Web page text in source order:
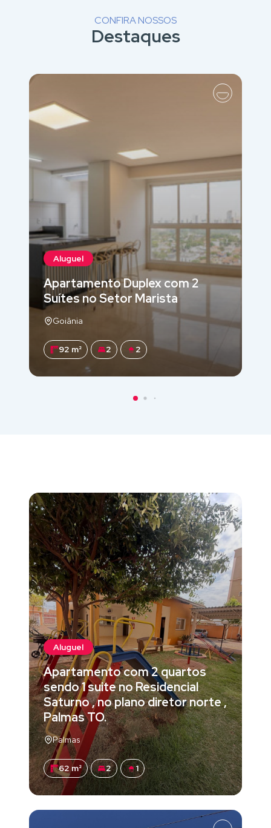
CONFIRA NOSSOS
Destaques
Aluguel
Apartamento Duplex com 2
Suítes no Setor Marista
Goiânia
92 m² 2 2
Aluguel
Apartamento com 2 quartos
sendo 1 suite no Residencial
Saturno , no plano diretor norte ,
Palmas TO.
Palmas
62 m² 2 1